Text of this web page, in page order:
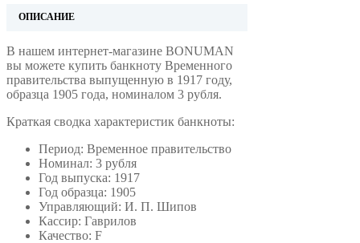
ОПИСАНИЕ
В нашем интернет-магазине BONUMAN
вы можете купить банкноту Временного
правительства выпущенную в 1917 году,
образца 1905 года, номиналом 3 рубля.
Краткая сводка характеристик банкноты:
Период: Временное правительство
Номинал: 3 рубля
Год выпуска: 1917
Год образца: 1905
Управляющий: И. П. Шипов
Кассир: Гаврилов
Качество: F